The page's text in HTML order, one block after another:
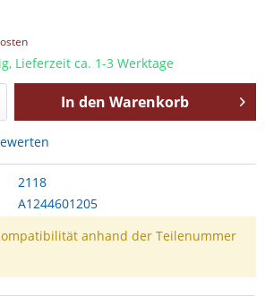
Lieferzeit ca. 1-3 Werktage
In den Warenkorb
2118
A1244601205
anhand der Teilenummer